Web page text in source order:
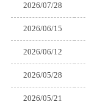
2026/07/28
2026/06/15
2026/06/12
2026/05/28
2026/05/21